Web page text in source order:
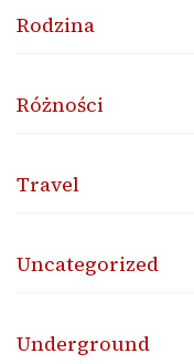
Rodzina
Różności
Travel
Uncategorized
Underground